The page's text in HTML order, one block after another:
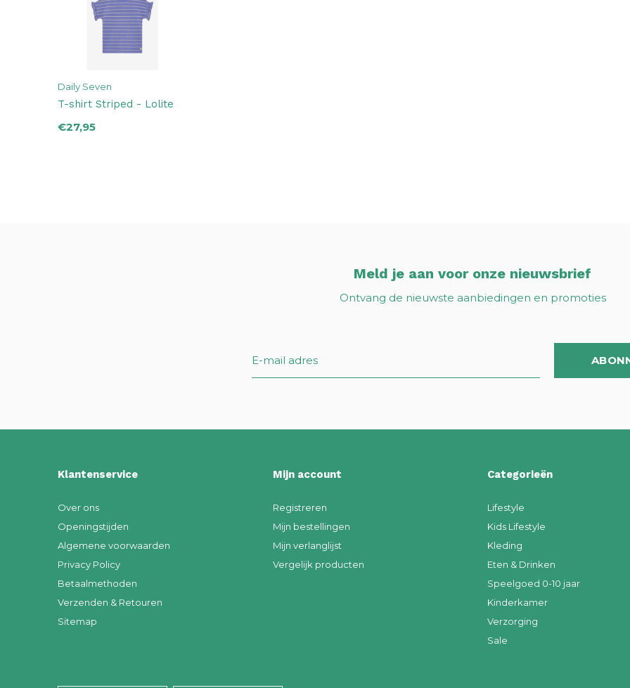
Daily Seven
T-shirt Striped - Lolite
€27,95
Meld je aan voor onze nieuwsbrief
Ontvang de nieuwste aanbiedingen en promoties
Klantenservice
Over ons
Openingstijden
Algemene voorwaarden
Privacy Policy
Betaalmethoden
Verzenden & Retouren
Sitemap
Mijn account
Registreren
Mijn bestellingen
Mijn verlanglijst
Vergelijk producten
Categorieën
Lifestyle
Kids Lifestyle
Kleding
Eten & Drinken
Speelgoed 0-10 jaar
Kinderkamer
Verzorging
Sale